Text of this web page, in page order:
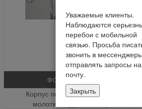
ФОТО
Корпус подшипника левой панели
молотилки ДОН-1500 (680314,
Уважаемые клиенты.
Наблюдаются
перебои с мобильной
связью. Просьба
звонить в
отправлять запросы на
почту.
Закрыть